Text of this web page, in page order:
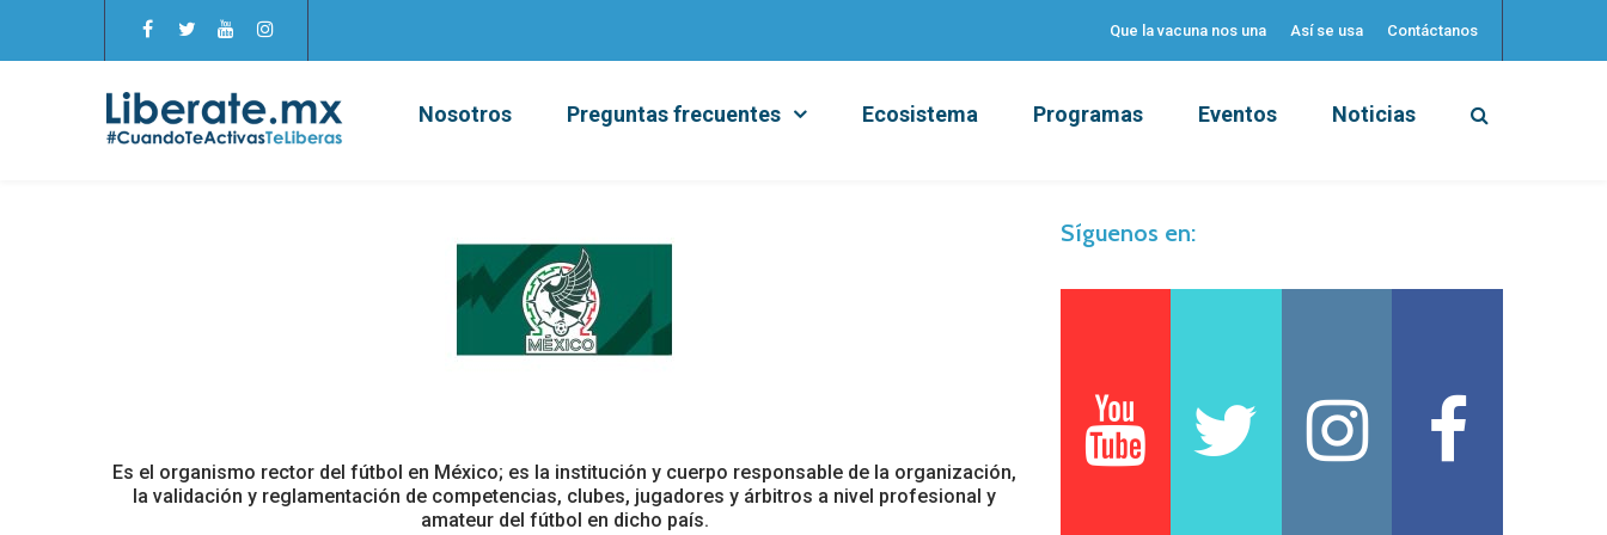
Que la vacuna nos una Así se usa Contáctanos
Nosotros Preguntas frecuentes Ecosistema Programas Eventos Noticias
Es el organismo rector del fútbol en México; es la institución y cuerpo responsable de la organización,
la validación y reglamentación de competencias, clubes, jugadores y árbitros a nivel profesional y
amateur del fútbol en dicho país.
Síguenos en: